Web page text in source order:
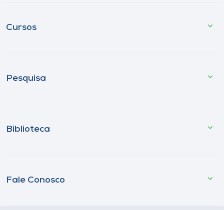
Cursos
Pesquisa
Biblioteca
Fale Conosco